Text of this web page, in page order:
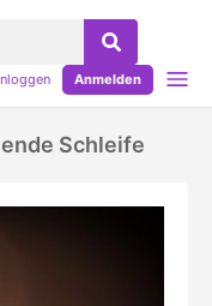
Anmelden
Schleife